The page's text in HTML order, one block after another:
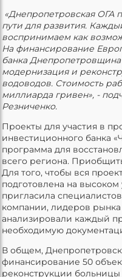
«Днепропетровская ОГА
пути для развития.
воспринимаем как
На финансирование
банка
модернизация и
водоводов. Стоимость
миллиарда гривен», -
Резниченко.
Проекты для участия в
инвестиционного банка
программа для
всего региона.
Для того, чтобы вся
подготовлена на
пригласила
компании, лидеров
анализировали каждый
необходимую
В общем,
финансирование 50
реконструкции